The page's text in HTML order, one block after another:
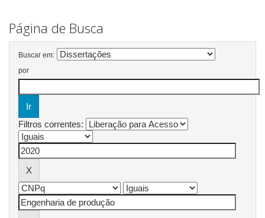
Página de Busca
Buscar em:
por
Filtros correntes: